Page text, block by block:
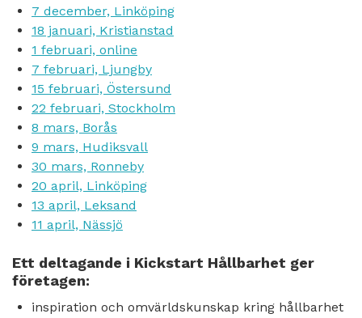
7 december, Linköping
18 januari, Kristianstad
1 februari, online
7 februari, Ljungby
15 februari, Östersund
22 februari, Stockholm
8 mars, Borås
9 mars, Hudiksvall
30 mars, Ronneby
20 april, Linköping
13 april, Leksand
11 april, Nässjö
Ett deltagande i Kickstart Hållbarhet ger
företagen:
inspiration och omvärldskunskap kring hållbarhet